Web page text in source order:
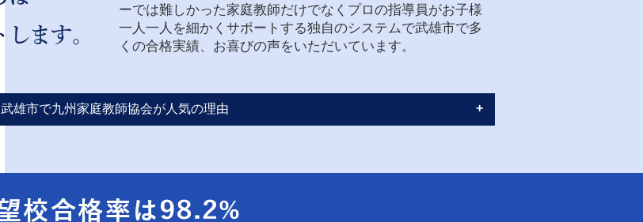
ーでは難しかった家庭教師だけでなくプロの指導員がお子様
一人一人を細かくサポートする独自のシステムで武雄市で多
くの合格実績、お喜びの声をいただいています。
武雄市で九州家庭教師協会が人気の理由